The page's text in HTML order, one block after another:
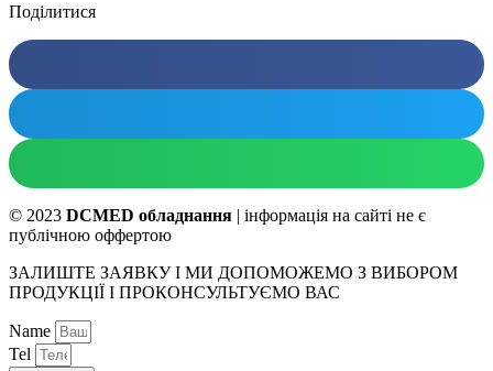
Поділитися
© 2023 DCMED обладнання | інформація на сайті не є
публічною оффертою
ЗАЛИШТЕ ЗАЯВКУ І МИ ДОПОМОЖЕМО З ВИБОРОМ
ПРОДУКЦІЇ І ПРОКОНСУЛЬТУЄМО ВАС
Name
Tel